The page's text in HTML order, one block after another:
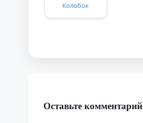
Колобок
Оставьте комментарий